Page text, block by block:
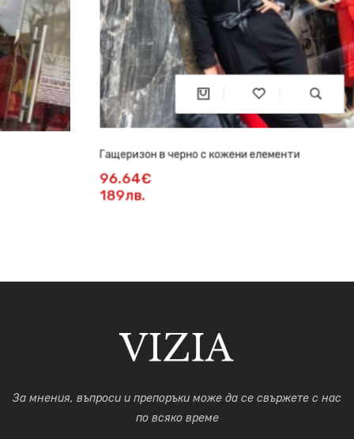
Гащеризон в черно с кожени елементи
За мнения, въпроси и препоръки може да се свържете с нас
по всяко време